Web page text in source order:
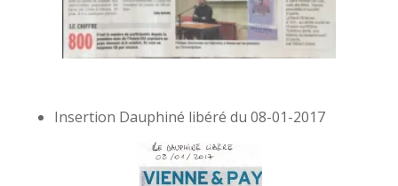
Insertion Dauphiné libéré du 08-01-2017